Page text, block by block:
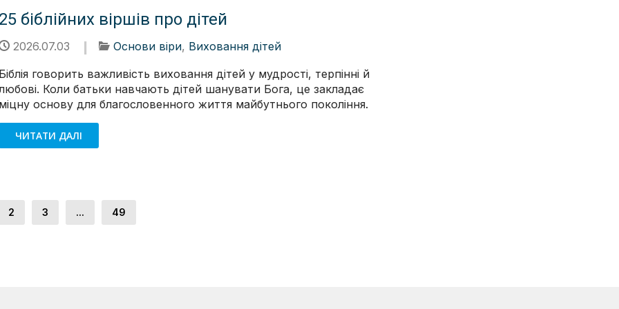
біблійних віршів про дітей
2026.07.03 Основи віри, Виховання дітей
говорить важливість виховання дітей у мудрості, терпінні й
Коли батьки навчають дітей шанувати Бога, це закладає
основу для благословенного життя майбутнього покоління.
ЧИТАТИ ДАЛІ
2 3 ... 49